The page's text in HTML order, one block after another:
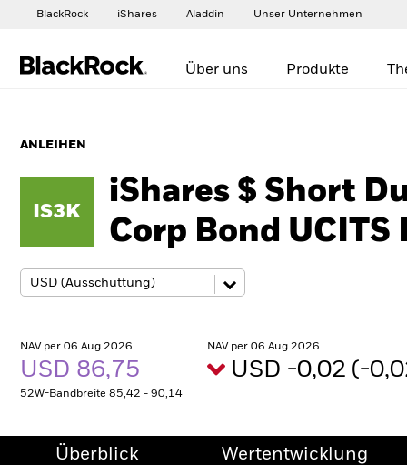
BlackRock iShares Aladdin Unser Unternehmen
Über uns Produkte
ANLEIHEN
IS3K
iShares $ Short
Corp Bond UCITS
NAV per 06.Aug.2026
USD 86,75
52W-Bandbreite 85,42 - 90,14
NAV per 06.Aug.2026
USD -0,02 (-
Überblick Wertentwicklung